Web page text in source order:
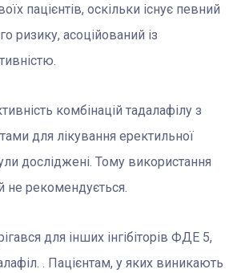
пацієнтів, оскільки існує певний
ризику, асоційований із
комбінацій тадалафілу з
для лікування еректильної
досліджені. Тому використання
не рекомендується.
для інших інгібіторів ФДЕ 5,
. Пацієнтам, у яких виникають